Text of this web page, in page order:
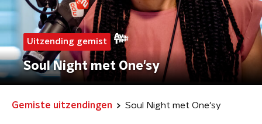
Uitzending gemist
Soul Night met One'sy
Gemiste uitzendingen Soul Night met One'sy